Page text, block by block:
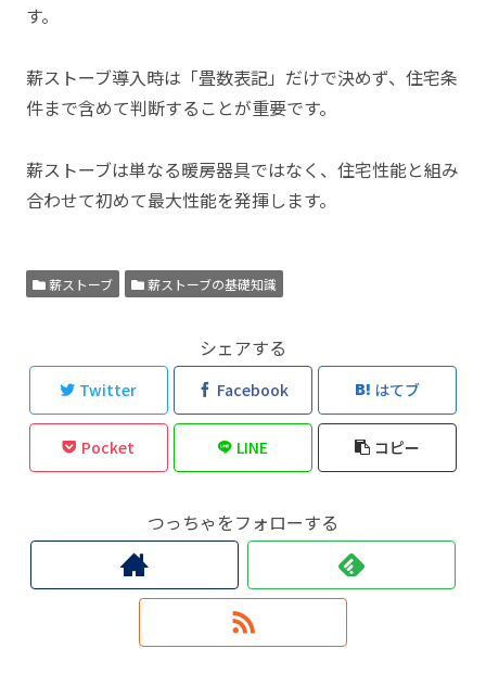
す。
薪ストーブ導入時は「畳数表記」だけで決めず、住宅条
件まで含めて判断することが重要です。
薪ストーブは単なる暖房器具ではなく、住宅性能と組み
合わせて初めて最大性能を発揮します。
薪ストーブ 薪ストーブの基礎知識
シェアする
Twitter Facebook はてブ
Pocket LINE コピー
つっちゃをフォローする